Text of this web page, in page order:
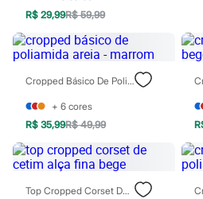
Maiôs
Saídas de praia
Personagens
Plus size
Blusas e Camisetas
Calças
Casacos e Jaquetas
Jeans
Moda esportiva
Shorts e Saias
Vestidos
Masculino
Em alta
R$ 29,99R$ 59,99
Cropped Básico De Poliamida Areia - Marrom
+ 6 cores
R$ 35,99R$ 49,99
Top Cropped Corset De Cetim Alça Fina Bege